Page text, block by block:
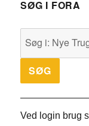
SØG I FORA
Ved login brug